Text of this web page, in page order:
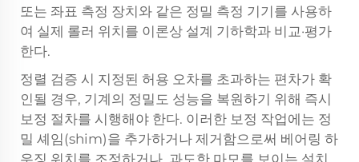
또는 좌표 측정 장치와 같은 정밀 측정 기기를 사용하
여 실제 롤러 위치를 이론상 설계 기하학과 비교·평가
한다.
정렬 검증 시 지정된 허용 오차를 초과하는 편차가 확
인될 경우, 기계의 정밀도 성능을 복원하기 위해 즉시
보정 절차를 시행해야 한다. 이러한 보정 작업에는 정
밀 셰임(shim)을 추가하거나 제거함으로써 베어링 하
우징 위치를 조정하거나, 과도한 마모를 보이는 설치